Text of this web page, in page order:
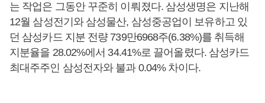
는 작업은 그동안 꾸준히 이뤄졌다. 삼성생명은 지난해
12월 삼성전기와 삼성물산, 삼성중공업이 보유하고 있
던 삼성카드 지분 전량 739만6968주(6.38%)를 취득해
지분율을 28.02%에서 34.41%로 끌어올렸다. 삼성카드
최대주주인 삼성전자와 불과 0.04% 차이다.